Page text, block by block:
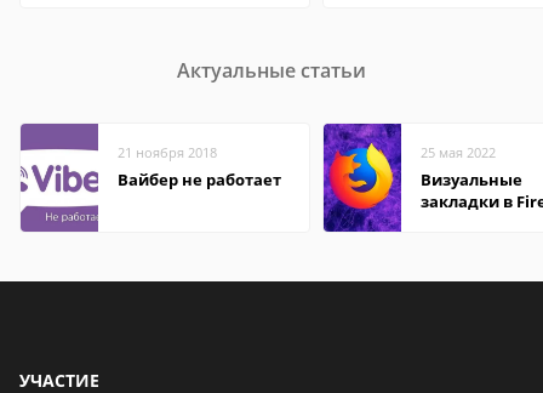
Актуальные статьи
21 ноября 2018
Вайбер не работает
25 мая 2022
Визуальные
закладки в
УЧАСТИЕ